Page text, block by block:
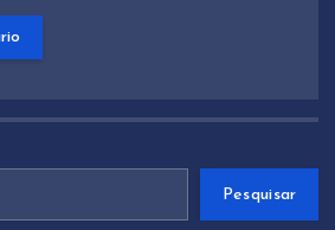
Pesquisar